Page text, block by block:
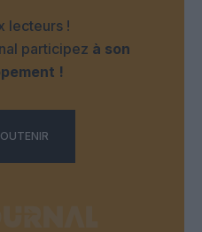
lecteurs !
participez à son
!